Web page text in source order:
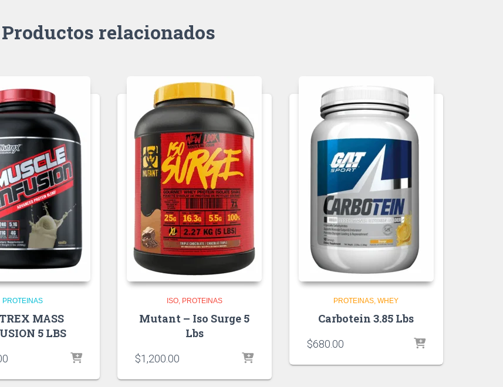
Productos relacionados
PROTEINAS
MASS
5 LBS
ISO PROTEINAS
Mutant – Iso Surge 5
Lbs
$1,200.00
PROTEINAS WHEY
Carbotein 3.85 Lbs
$680.00